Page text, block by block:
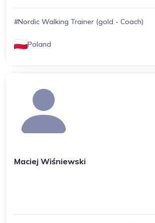
#Nordic Walking Trainer (gold - Coach)
Poland
Maciej Wiśniewski